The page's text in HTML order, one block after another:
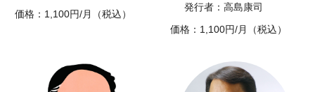
価格：1,100円/月（税込）
発行者：高島康司
価格：1,100円/月（税込）